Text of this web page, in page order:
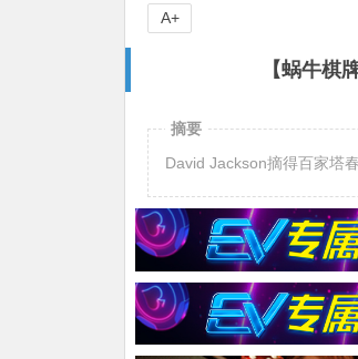
【蜗牛棋
A+
摘要
David Jackson摘得百家塔